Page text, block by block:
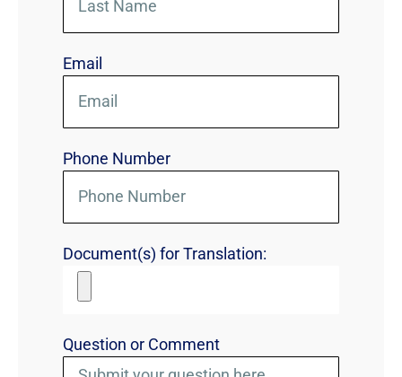
Email
Phone Number
Document(s) for Translation:
Question or Comment